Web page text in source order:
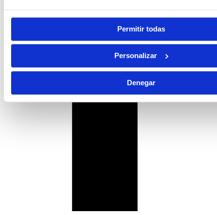
Permitir todas
Personalizar
Denegar